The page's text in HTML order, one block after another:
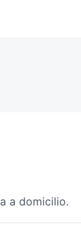
a domicilio.